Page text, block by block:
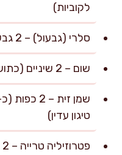
לקוביות)
סלרי (גבעול) – 2 גבעולים (כ-120 גרם, קצוצים דק)
שום – 2 שיניים (כתושות או קצוצות דק)
טיגון עדין)